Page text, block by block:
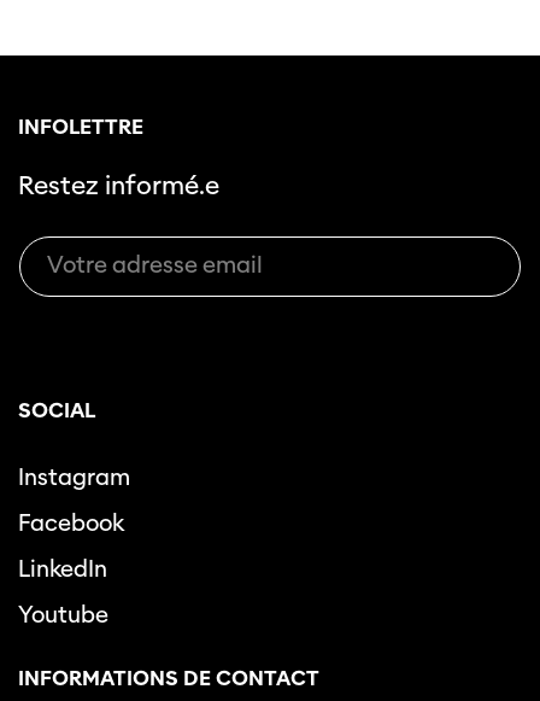
INFOLETTRE
Restez informé.e
SOCIAL
Instagram
Facebook
LinkedIn
Youtube
INFORMATIONS DE CONTACT